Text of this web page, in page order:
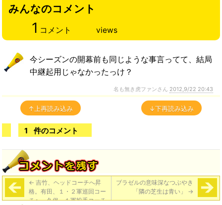
みんなのコメント
1 コメント views
今シーズンの開幕前も同じような事言ってて、結局
中継起用じゃなかったっけ？
名も無き虎ファンさん 2012,9/22 20:43
↑上再読み込み ↓下再読み込み
1 件のコメント
← 吉竹、ヘッドコーチへ昇
格。有田、１・２軍巡回コー
チへ。久保、１軍投手コーチ
ブラゼルの意味深なつぶやき
「隣の芝生は青い」 →